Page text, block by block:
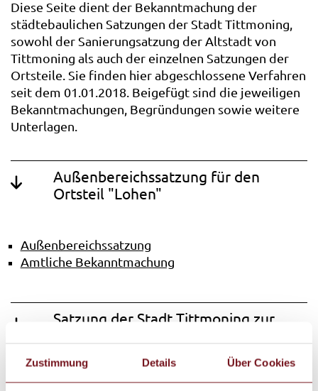
Zustimmung Details Über Cookies
Diese Seite dient der Bekanntmachung der
städtebaulichen Satzungen der Stadt Tittmoning,
sowohl der Sanierungsatzung der Altstadt von
Tittmoning als auch der einzelnen Satzungen der
Ortsteile. Sie finden hier abgeschlossene Verfahren
seit dem 01.01.2018. Beigefügt sind die jeweiligen
Bekanntmachungen, Begründungen sowie weitere
Unterlagen.
Außenbereichssatzung für den
Ortsteil "Lohen"
Außenbereichssatzung
Amtliche Bekanntmachung
Satzung der Stadt Tittmoning zur
Sanierungsgebietes „Altstadt“